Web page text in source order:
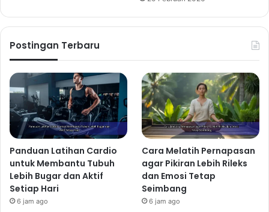
Postingan Terbaru
Panduan Latihan Cardio
untuk Membantu Tubuh
Lebih Bugar dan Aktif
Setiap Hari
6 jam ago
Cara Melatih Pernapasan
agar Pikiran Lebih Rileks
dan Emosi Tetap
Seimbang
6 jam ago